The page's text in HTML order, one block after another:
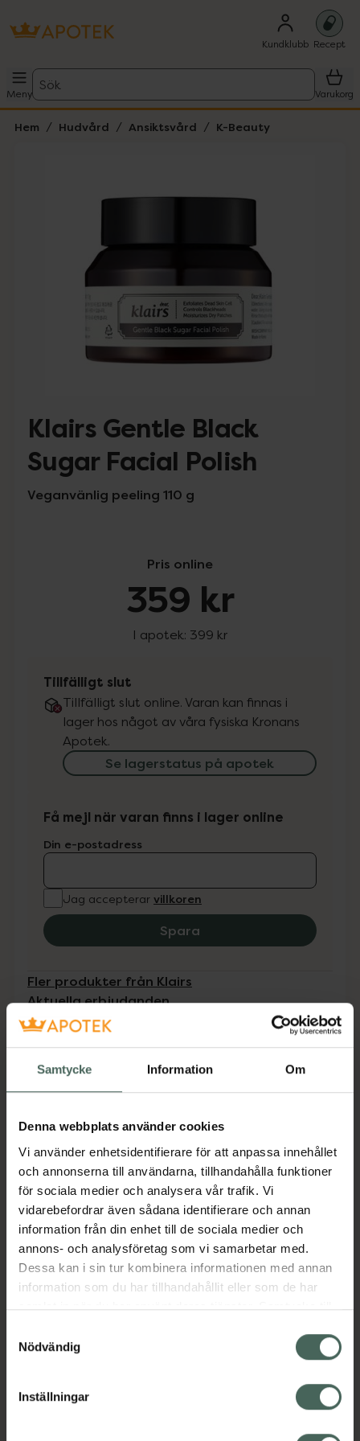
Samtycke Information Om
Denna webbplats använder cookies
Vi använder enhetsidentifierare för att anpassa innehållet
och annonserna till användarna, tillhandahålla funktioner
för sociala medier och analysera vår trafik. Vi
vidarebefordrar även sådana identifierare och annan
information från din enhet till de sociala medier och
annons- och analysföretag som vi samarbetar med.
Dessa kan i sin tur kombinera informationen med annan
information som du har tillhandahållit eller som de har
samlat in när du har använt deras tjänster. Samtycke till
återkalla ditt samtycke via webbplatsens
cookieinställningar. Ett återkallat samtycke påverkar inte
lagligheten av behandling som skett innan återkallelsen.
Nödvändig
Inställningar
Kundklubb Recept
Meny
Sök
Varukorg
Hem Hudvård Ansiktsvård K-Beauty
Klairs Gentle Black
Sugar Facial Polish
Veganvänlig peeling 110 g
Pris online
359 kr
I apotek: 399 kr
Tillfälligt slut
Tillfälligt slut online. Varan kan finnas i
lager hos något av våra fysiska Kronans
Apotek.
Se lagerstatus på apotek
Få mejl när varan finns i lager online
Din e-postadress
Jag accepterar villkoren
Spara
Fler produkter från Klairs
Aktuella erbjudanden
Beskrivning Dölj
Detta är en 100 % veganvänlig peeling som
och silkeslen. Produkten har en hög halt av
svart socker som avlägsnar döda hudceller,
pormaskar och renar porerna på djupet. Den
är anti-bakteriell och hindrar tecken på
åldrande genom att den stimulerar
cellförnyelsen samtidigt som den behandlar
och återfuktar torr och flagnande hud.
Jämförpris 3,63 kr/g
Ansiktsvård
Visa